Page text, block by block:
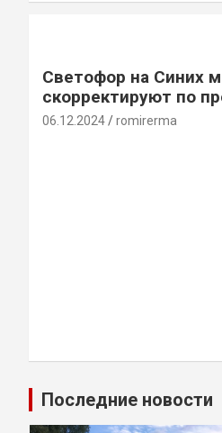
Светофор на Синих
скорректируют по
06.12.2024 romirerma
Последние новости